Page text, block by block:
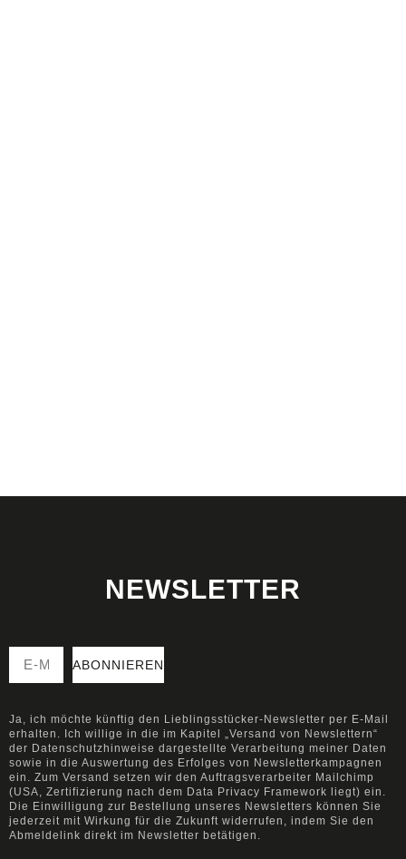
NEWSLETTER
ABONNIEREN
Ja, ich möchte künftig den Lieblingsstücker-Newsletter per E-Mail
erhalten. Ich willige in die im Kapitel „Versand von Newslettern“
der Datenschutzhinweise dargestellte Verarbeitung meiner Daten
sowie in die Auswertung des Erfolges von Newsletterkampagnen
ein. Zum Versand setzen wir den Auftragsverarbeiter Mailchimp
(USA, Zertifizierung nach dem Data Privacy Framework liegt) ein.
Die Einwilligung zur Bestellung unseres Newsletters können Sie
jederzeit mit Wirkung für die Zukunft widerrufen, indem Sie den
Abmeldelink direkt im Newsletter betätigen.